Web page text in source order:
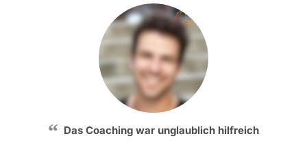
Das Coaching war unglaublich hilfreich